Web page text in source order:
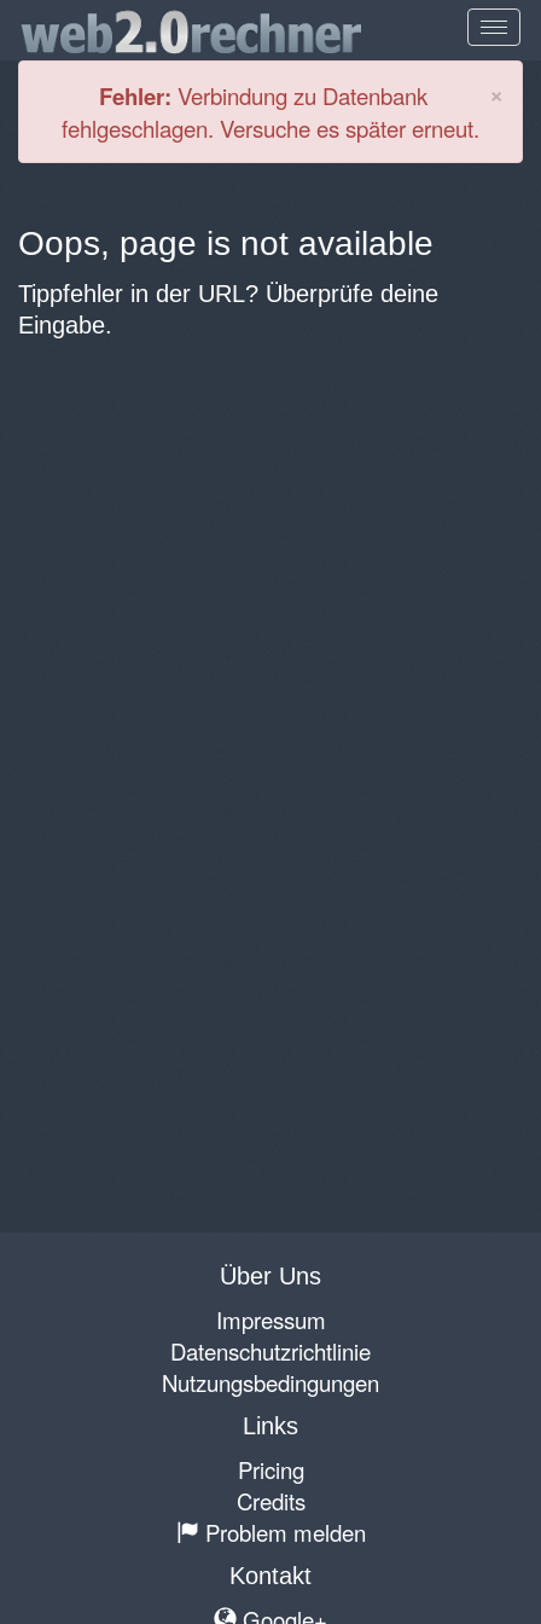
×
Fehler: Verbindung zu Datenbank
fehlgeschlagen. Versuche es später erneut.
Oops, page is not available
Tippfehler in der URL? Überprüfe deine
Eingabe.
Über Uns
Impressum
Datenschutzrichtlinie
Nutzungsbedingungen
Links
Pricing
Credits
Problem melden
Kontakt